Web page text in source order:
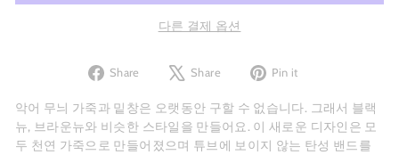
다른 결제 옵션
Share
Share
Facebook
Share
Tweet
X
Pin it
Pinterest
악어 무늬 가죽과 밑창은 오랫동안 구할 수 없습니다. 그래서 블랙
뉴, 브라운뉴와 비슷한 스타일을 만들어요. 이 새로운 디자인은 모
두 천연 가죽으로 만들어졌으며 튜브에 보이지 않는 탄성 밴드를